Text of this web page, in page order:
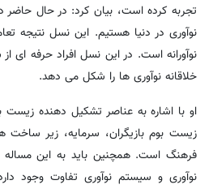
تجربه کرده است، بیان کرد: در حال
نوآوری در دنیا هستیم. این نسل نتیجه
نوآورانه است. در این نسل افراد حرفه
خلاقانه نوآوری ها را شکل می دهد.
او با اشاره به عناصر تشکیل دهنده
زیست بوم بازیگران، سرمایه، زیر ساخت
فرهنگ است. همچنین باید به این مساله
نوآوری و سیستم نوآوری تفاوت وجود